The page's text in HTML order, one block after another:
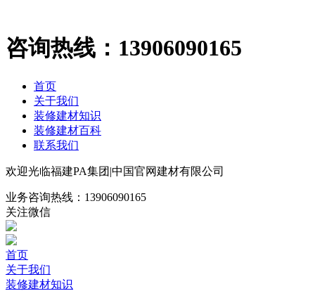
咨询热线： 13906090165
首页
关于我们
装修建材知识
装修建材百科
联系我们
欢迎光临福建PA集团|中国官网建材有限公司
业务咨询热线： 13906090165
关注微信
首页
关于我们
装修建材知识